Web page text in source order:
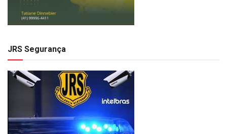
JRS Segurança